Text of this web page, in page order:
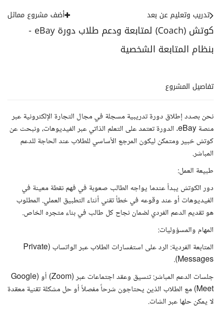
كوتش (Coach) لمتابعة ودعم طلاب دورة eBay -
بنظام المتابعة الشخصية
تدريب وتعليم عن بعد أضف مشروع مماثل
تفاصيل المشروع
نحن بصدد إطلاق دورة تدريبية مسجلة في مجال التجارة الإلكترونية عبر
منصة eBay. الدورة تعتمد على التعلم الذاتي عبر الفيديوهات، ونبحث عن
كوتش خبير ومتمكن ليكون المرجع الأساسي للطلاب عند الحاجة للدعم
المباشر.
طبيعة العمل:
دور الكوتش يبدأ عندما يواجه الطالب صعوبة في فهم نقطة معينة في
الفيديوهات أو عند وقوعه في خطأ تقني أثناء التطبيق العملي. المطلوب
هو تقديم الدعم الفردي لضمان نجاح كل طالب في بناء متجره الخاص.
المهام والمسؤوليات:
المتابعة الفردية: الرد على استفسارات الطلاب عبر الواتساب (Private
Messages).
جلسات الدعم المباشر: تنسيق وعقد اجتماعات عبر (Zoom) أو (Google
Meet) مع الطلاب الذين يحتاجون شرحاً مفصلاً أو حل مشكلة تقنية معقدة
لا يمكن حلها عبر الشات.